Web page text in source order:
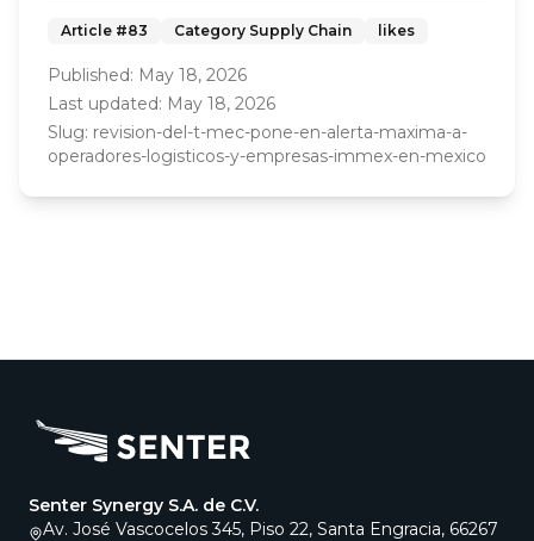
Article #83 Category Supply Chain likes
Published: May 18, 2026
Last updated: May 18, 2026
Slug: revision-del-t-mec-pone-en-alerta-maxima-a-
operadores-logisticos-y-empresas-immex-en-mexico
Senter Synergy S.A. de C.V.
Av. José Vascocelos 345, Piso 22, Santa Engracia, 66267